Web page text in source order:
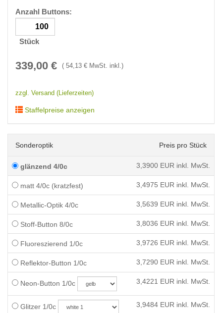
Anzahl Buttons:
Stück
339,00 € ( 54,13 € MwSt. inkl.)
zzgl. Versand (Lieferzeiten)
Staffelpreise anzeigen
Sonderoptik Preis pro Stück
glänzend 4/0c 3,3900 EUR inkl. MwSt.
matt 4/0c (kratzfest) 3,4975 EUR inkl. MwSt.
Metallic-Optik 4/0c 3,5639 EUR inkl. MwSt.
Stoff-Button 8/0c 3,8036 EUR inkl. MwSt.
Fluoreszierend 1/0c 3,9726 EUR inkl. MwSt.
Reflektor-Button 1/0c 3,7290 EUR inkl. MwSt.
Neon-Button 1/0c 3,4221 EUR inkl. MwSt.
Glitzer 1/0c 3,9484 EUR inkl. MwSt.